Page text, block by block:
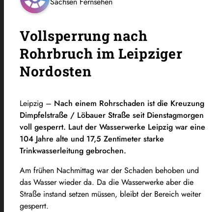
Vollsperrung nach
Rohrbruch im Leipziger
Nordosten
Leipzig – Nach einem Rohrschaden ist die Kreuzung
Dimpfelstraße / Löbauer Straße seit Dienstagmorgen
voll gesperrt. Laut der Wasserwerke Leipzig war eine
104 Jahre alte und 17,5 Zentimeter starke
Trinkwasserleitung gebrochen.
Am frühen Nachmittag war der Schaden behoben und
das Wasser wieder da. Da die Wasserwerke aber die
Straße instand setzen müssen, bleibt der Bereich weiter
gesperrt.